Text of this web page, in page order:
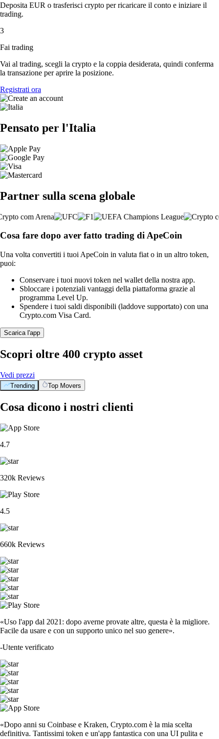
Deposita EUR o trasferisci crypto per ricaricare il conto e iniziare il
trading.
3
Fai trading
Vai al trading, scegli la crypto e la coppia desiderata, quindi conferma
la transazione per aprire la posizione.
Registrati ora
Pensato per l'Italia
Partner sulla scena globale
Cosa fare dopo aver fatto trading di ApeCoin
Una volta convertiti i tuoi ApeCoin in valuta fiat o in un altro token,
puoi:
Conservare i tuoi nuovi token nel wallet della nostra app.
Sbloccare i potenziali vantaggi della piattaforma grazie al
programma Level Up.
Spendere i tuoi saldi disponibili (laddove supportato) con una
Crypto.com Visa Card.
Scarica l'app
Scopri oltre 400 crypto asset
Vedi prezzi
Trending Top Movers
Cosa dicono i nostri clienti
4.7
320k Reviews
4.5
660k Reviews
«Uso l'app dal 2021: dopo averne provate altre, questa è la migliore.
Facile da usare e con un supporto unico nel suo genere».
-Utente verificato
«Dopo anni su Coinbase e Kraken, Crypto.com è la mia scelta
definitiva. Tantissimi token e un'app fantastica con una UI pulita e